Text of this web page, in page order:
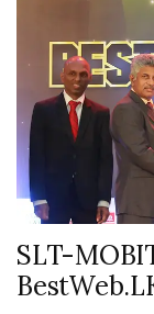
SLT-